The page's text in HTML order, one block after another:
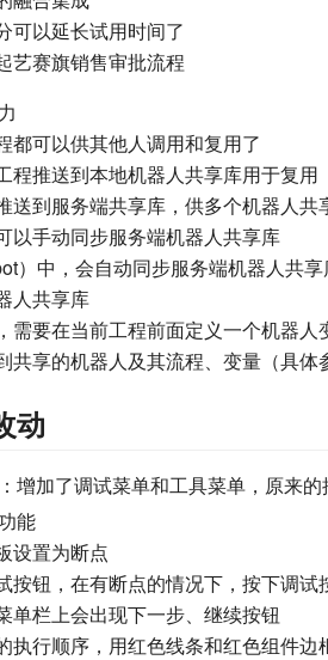
可以延长试用时间了
艺赛旗销售审批流程
都可以供其他人调用和复用了
程推送到本地机器人共享库用于复用
送到服务端共享库，供多个机器人共
以手动同步服务端机器人共享库
）中，会自动同步服务端机器人共
人共享库
需要在当前工程前面定义一个机器人
共享的机器人及其流程、变量（具体
动
增加了调试菜单和工具菜单，原来的
能
设置为断点
按钮，在有断点的情况下，按下调试
单栏上会出现下一步、继续按钮
执行顺序，用红色线条和红色组件